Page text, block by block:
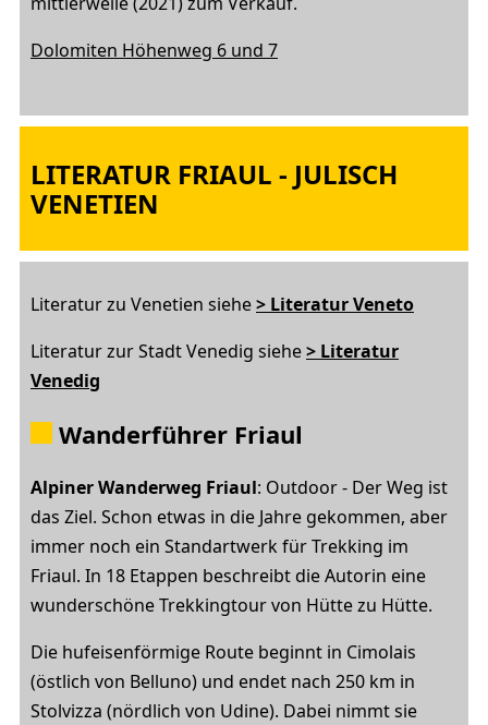
Dolomiten Höhenweg 6 und 7
LITERATUR FRIAUL - JULISCH
VENETIEN
Literatur zu Venetien siehe> Literatur Veneto
Literatur zur Stadt Venedig siehe> Literatur
Venedig
Wanderführer Friaul
Alpiner Wanderweg Friaul: Outdoor - Der Weg ist
das Ziel. Schon etwas in die Jahre gekommen, aber
immer noch ein Standartwerk für Trekking im
Friaul. In 18 Etappen beschreibt die Autorin eine
wunderschöne Trekkingtour von Hütte zu Hütte.
Die hufeisenförmige Route beginnt in Cimolais
(östlich von Belluno) und endet nach 250 km in
Stolvizza (nördlich von Udine). Dabei nimmt sie